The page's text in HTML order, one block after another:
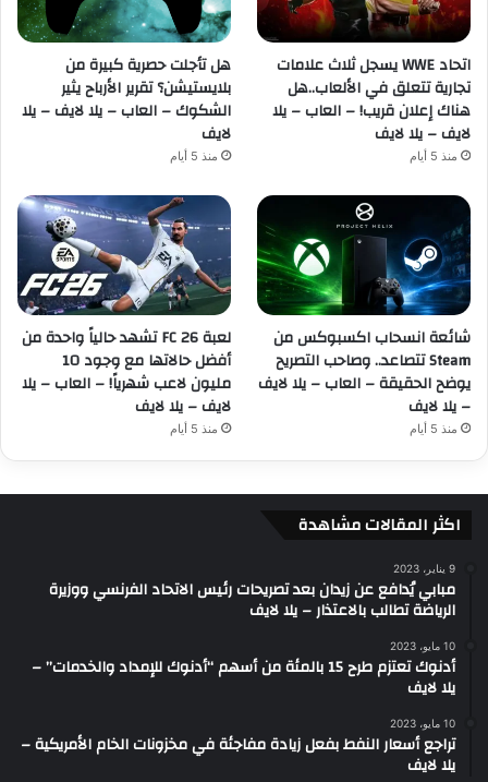
اتحاد WWE يسجل ثلاث علامات
تجارية تتعلق في الألعاب..هل
هناك إعلان قريب! – العاب – يلا
لايف – يلا لايف
منذ 5 أيام
هل تأجلت حصرية كبيرة من
بلايستيشن؟ تقرير الأرباح يثير
الشكوك – العاب – يلا لايف – يلا
لايف
منذ 5 أيام
شائعة انسحاب اكسبوكس من
Steam تتصاعد.. وصاحب التصريح
يوضح الحقيقة – العاب – يلا لايف
– يلا لايف
منذ 5 أيام
لعبة FC 26 تشهد حالياً واحدة من
أفضل حالاتها مع وجود 10
مليون لاعب شهرياً! – العاب – يلا
لايف – يلا لايف
منذ 5 أيام
اكثر المقالات مشاهدة
9 يناير، 2023
مبابي يُدافع عن زيدان بعد تصريحات رئيس الاتحاد الفرنسي ووزيرة
الرياضة تطالب بالاعتذار – يلا لايف
10 مايو، 2023
أدنوك تعتزم طرح 15 بالمئة من أسهم “أدنوك للإمداد والخدمات” –
يلا لايف
10 مايو، 2023
تراجع أسعار النفط بفعل زيادة مفاجئة في مخزونات الخام الأمريكية –
يلا لايف